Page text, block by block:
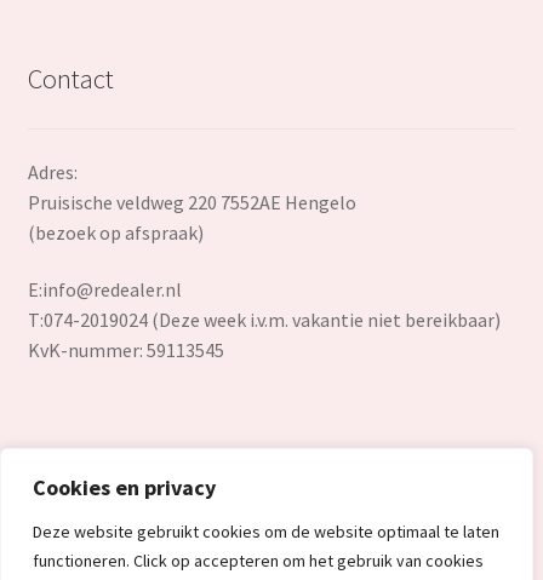
Cookies en privacy
Deze website gebruikt cookies om de website optimaal te laten
functioneren. Click op accepteren om het gebruik van cookies
Contact
Adres:
Pruisische veldweg 220 7552AE Hengelo
(bezoek op afspraak)
E:info@redealer.nl
T:074-2019024 (Deze week i.v.m. vakantie niet bereikbaar)
KvK-nummer: 59113545
© Redealer.nl | Gecontroleerde retourproducten en nieuwe
overstockproducten tegen een onverslaanbare lage prijs.
2026